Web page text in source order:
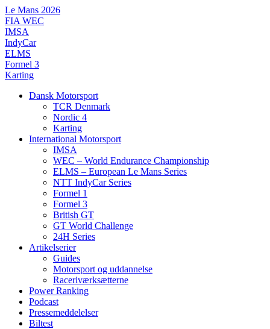
Videre
til
indhold
Le Mans 2026
FIA WEC
IMSA
IndyCar
ELMS
Formel 3
Karting
Dansk Motorsport
TCR Denmark
Nordic 4
Karting
International Motorsport
IMSA
WEC – World Endurance Championship
ELMS – European Le Mans Series
NTT IndyCar Series
Formel 1
Formel 3
British GT
GT World Challenge
24H Series
Artikelserier
Guides
Motorsport og uddannelse
Raceriværksætterne
Power Ranking
Podcast
Pressemeddelelser
Biltest